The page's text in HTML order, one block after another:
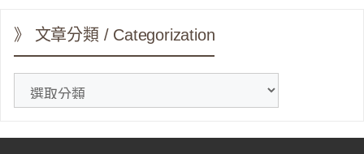
》 文章分類 / Categorization
分